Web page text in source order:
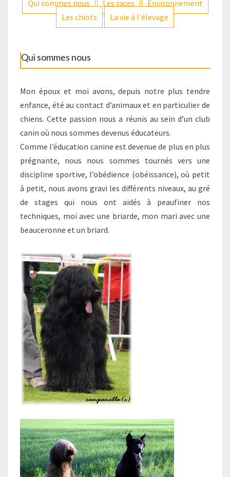
Qui sommes nous Les races
Environnement
Les chiots
La vie à l'élevage
Qui sommes nous
Mon époux et moi avons, depuis notre plus tendre
enfance, été au contact d’animaux et en particulier de
chiens. Cette passion nous a réunis au sein d’un club
canin où nous sommes devenus éducateurs.
Comme l’éducation canine est devenue de plus en plus
prégnante, nous nous sommes tournés vers une
discipline sportive, l’obédience (obéissance), où petit
à petit, nous avons gravi les différents niveaux, au gré
de stages qui nous ont aidés à peaufiner nos
techniques, moi avec une briarde, mon mari avec une
beauceronne et un briard.